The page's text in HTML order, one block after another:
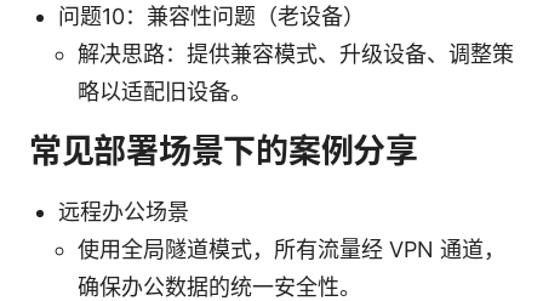
问题10：兼容性问题（老设备）
解决思路：提供兼容模式、升级设备、调整策
略以适配旧设备。
常见部署场景下的案例分享
远程办公场景
使用全局隧道模式，所有流量经 VPN 通道，
确保办公数据的统一安全性。